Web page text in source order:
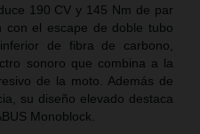
190 CV y 145 Nm de par
con el escape de doble tubo
de fibra de carbono,
sonoro que combina a la
de la moto. Además de
su diseño elevado destaca
Monoblock.